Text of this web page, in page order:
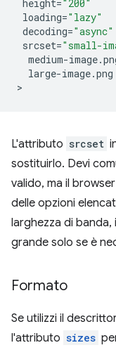
height="200"
loading="lazy"
decoding="async"
srcset="small-
medium-image.
large-image.png
L'attributo srcset
sostituirlo. Devi
valido, ma il
delle opzioni
larghezza di banda,
grande solo se è
Formato
Se utilizzi il
l'attributo sizes